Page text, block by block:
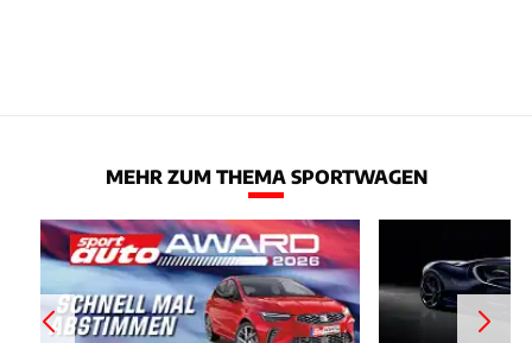
MEHR ZUM THEMA SPORTWAGEN